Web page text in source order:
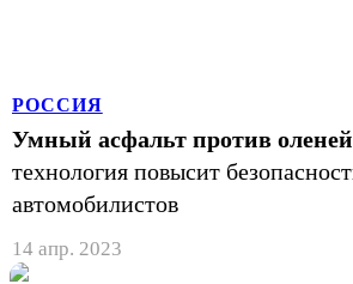
РОССИЯ
Умный асфальт против
технология повысит
автомобилистов
14 апр. 2023